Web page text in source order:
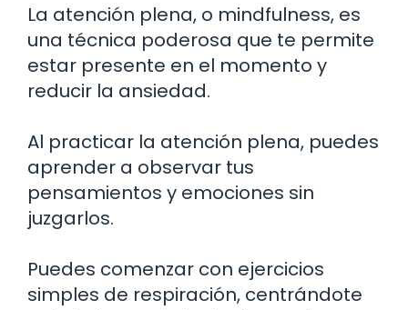
La atención plena, o mindfulness, es
una técnica poderosa que te permite
estar presente en el momento y
reducir la ansiedad.
Al practicar la atención plena, puedes
aprender a observar tus
pensamientos y emociones sin
juzgarlos.
Puedes comenzar con ejercicios
simples de respiración, centrándote